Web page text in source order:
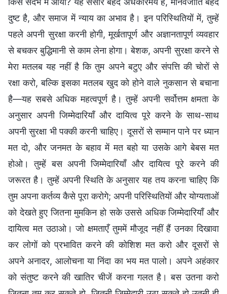
दुष्ट है, और समाज में न्याय का अभाव है। इन परिस्थितियों में, तुम्हें
पहले अपनी सुरक्षा करनी होगी, मूर्खतापूर्ण और अज्ञानतापूर्ण व्यवहार
से बचकर बुद्धिमानी से काम लेना होगा। बेशक, अपनी सुरक्षा करने से
मेरा मतलब यह नहीं है कि तुम अपने बटुए और संपत्ति की चोरों से
रक्षा करो, बल्कि इसका मतलब खुद को होने वाले नुकसान से बचाना
है—यह सबसे अधिक महत्वपूर्ण है। तुम्हें अपनी सर्वोत्तम क्षमता के
अनुसार अपनी जिम्मेदारियाँ और दायित्व पूरे करने के साथ-साथ
अपनी सुरक्षा भी पक्की करनी चाहिए। दूसरों से सम्मान पाने पर ध्यान
मत दो, और जनमत के बहाव में मत बहो या उसके आगे बेबस मत
होओ। तुम्हें बस अपनी जिम्मेदारियाँ और दायित्व पूरे करने की
जरूरत है। तुम्हें अपनी स्थिति के अनुसार यह तय करना चाहिए कि
तुम अपना कर्तव्य कैसे पूरा करोगे; अपनी परिस्थितियों और योग्यताओं
को देखते हुए जितना मुमकिन हो सके उससे अधिक जिम्मेदारियाँ और
दायित्व मत उठाओ। जो क्षमताएँ तुममें मौजूद नहीं हैं उनका दिखावा
कर लोगों को प्रभावित करने की कोशिश मत करो और दूसरों से
अपने अनादर, आलोचना या निंदा का भय मत पालो। अपने अहंकार
को संतुष्ट करने की खातिर चीजें करना गलत है। बस उतना करो